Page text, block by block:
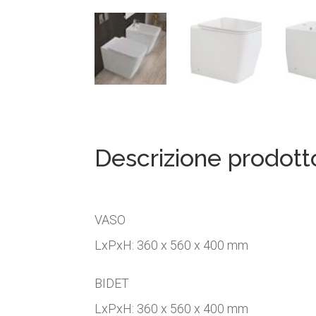
Descrizione
VASO
LxPxH: 360 x 560 x 400 mm
BIDET
LxPxH: 360 x 560 x 400 mm